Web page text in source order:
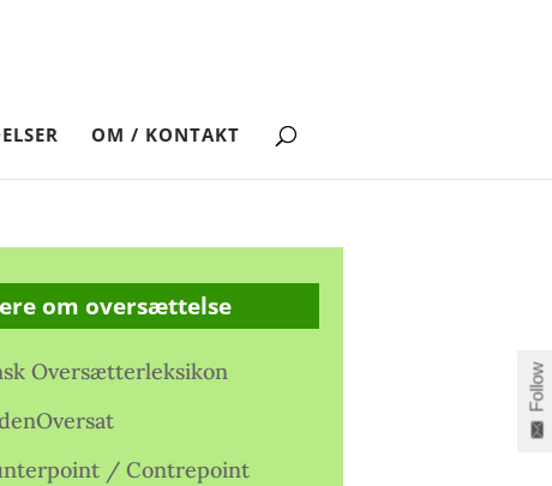
OM / KONTAKT
om oversættelse
Oversætterleksikon
/ Contrepoint
Follow